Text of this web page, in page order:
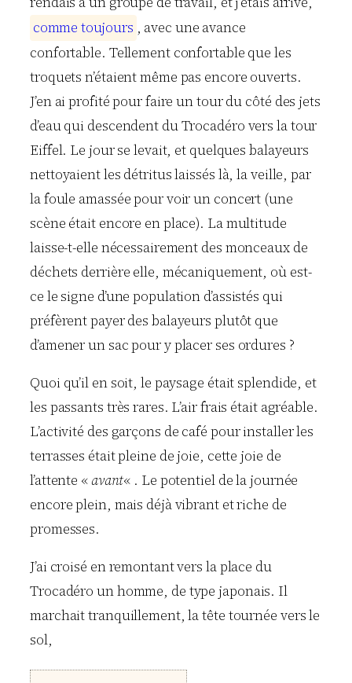
comme toujours , avec une avance
confortable. Tellement confortable que les
troquets n’étaient même pas encore ouverts.
J’en ai profité pour faire un tour du côté des jets
d’eau qui descendent du Trocadéro vers la tour
Eiffel. Le jour se levait, et quelques balayeurs
nettoyaient les détritus laissés là, la veille, par
la foule amassée pour voir un concert (une
scène était encore en place). La multitude
laisse-t-elle nécessairement des monceaux de
déchets derrière elle, mécaniquement, où est-
ce le signe d’une population d’assistés qui
préfèrent payer des balayeurs plutôt que
d’amener un sac pour y placer ses ordures ?
Quoi qu’il en soit, le paysage était splendide, et
les passants très rares. L’air frais était agréable.
L’activité des garçons de café pour installer les
terrasses était pleine de joie, cette joie de
l’attente «avant« . Le potentiel de la journée
encore plein, mais déjà vibrant et riche de
promesses.
J’ai croisé en remontant vers la place du
Trocadéro un homme, de type japonais. Il
marchait tranquillement, la tête tournée vers le
sol,